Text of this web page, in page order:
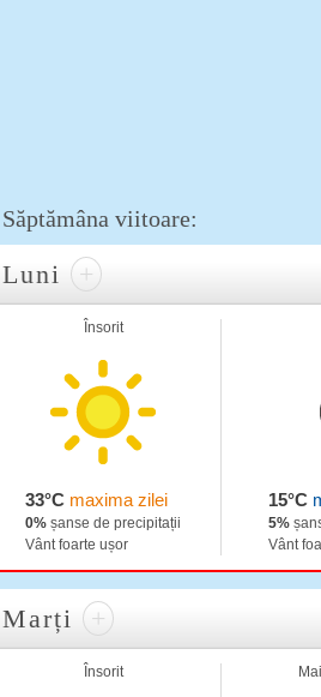
Săptămâna viitoare:
Luni +
Însorit
33°C maxima zilei
0% șanse de precipitații
Vânt foarte ușor
15°C
5%
Vânt
Marți +
Însorit